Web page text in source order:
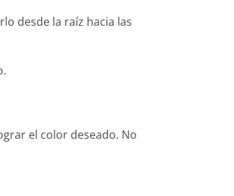
desde la raíz hacia las
el color deseado. No